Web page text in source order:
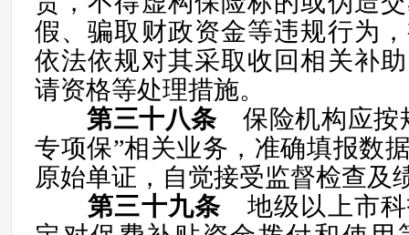
假、骗取财政资金等违规行为
依法依规对其采取收回相关补
请资格等处理措施。
第三十八条保险机构应按
专项保”相关业务，准确填报数
原始单证，自觉接受监督检查及
第三十九条 地级以上市科